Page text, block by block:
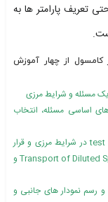
تعریف پارامتر ها به
کامسول از چهار آموزش
مسئله و شرایط مرزی
اساسی مسئله، انتخاب
آموزش استفاده از توابع خاص مانند تابع test در شرایط مرزی و قرار
دادن شرایط مرزی مناسب برای سه فیزیک Transport of Diluted Species ( tds ) و
رسم نمودار های جانبی و